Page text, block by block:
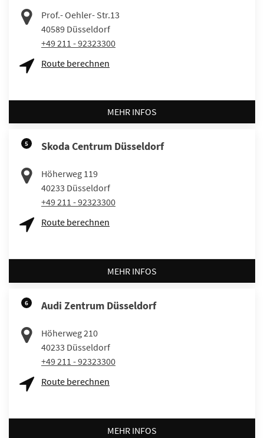
Prof.- Oehler- Str.13
40589 Düsseldorf
+49 211 - 92323300
Route berechnen
MEHR INFOS
5 Skoda Centrum Düsseldorf
Höherweg 119
40233 Düsseldorf
+49 211 - 92323300
Route berechnen
MEHR INFOS
6 Audi Zentrum Düsseldorf
Höherweg 210
40233 Düsseldorf
+49 211 - 92323300
Route berechnen
MEHR INFOS